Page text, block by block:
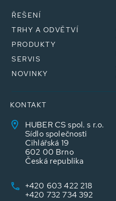
ŘEŠENÍ
TRHY A ODVĚTVÍ
PRODUKTY
SERVIS
NOVINKY
KONTAKT
HUBER CS spol. s r.o.
Sídlo společnosti
Cihlářská 19
602 00 Brno
Česká republika
+420 603 422 218
+420 732 734 392